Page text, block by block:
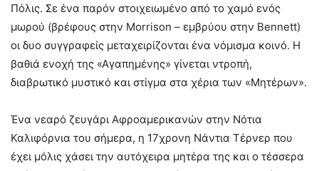
Πόλις. Σε ένα παρόν στοιχειωμένο από το χαμό ενός
μωρού (βρέφους στην Morrison – εμβρύου στην Bennett)
οι δυο συγγραφείς μεταχειρίζονται ένα νόμισμα κοινό. Η
βαθιά ενοχή της «Αγαπημένης» γίνεται ντροπή,
διαβρωτικό μυστικό και στίγμα στα χέρια των «Μητέρων».
Ένα νεαρό ζευγάρι Αφροαμερικανών στην Νότια
Καλιφόρνια του σήμερα, η 17χρονη Νάντια Τέρνερ που
έχει μόλις χάσει την αυτόχειρα μητέρα της και ο τέσσερα